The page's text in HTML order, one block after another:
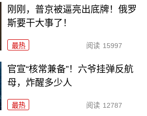
刚刚，普京被逼亮出底牌！俄罗
斯要干大事了！
最热 阅读 15997
官宣“核常兼备”！六爷挂弹反航
母，炸醒多少人
最热 阅读 12787